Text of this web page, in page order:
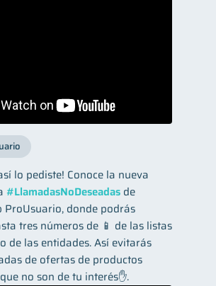
lo pediste! Conoce la nueva
#LlamadasNoDeseadas de
ProUsuario, donde podrás
tres números de 📱 de las listas
de las entidades. Así evitarás
de ofertas de productos
no son de tu interés✋.